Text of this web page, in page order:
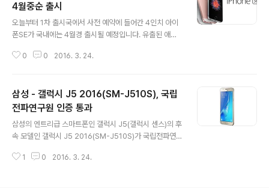
4월중순 출시
오늘부터 1차 출시국에서 사전 예약에 들어간 4인치 아이
폰SE가 국내에는 4월경 출시될 예정입니다. 유출된 애플
등과 같이 4월초 사전 예약을 시작하고 4월 중순 이후 정
16GB 제품이 399달러(약 46만원), 64GB 제품이 499
달러(약 57만원)이지만, 국내는 이보다 높은 환율이 적용
되어 대략 16GB 50만원대, 64GB 60만원대로 추정 참
고로, 아이폰SE과 같은 A9 프로세서와 향상된 카메라 및
동일한 크기의 아이폰5s보다 오래가는 배터리와 빠른 LT
E가 특징인 아이폰SE는 전세계적으로 1500 ~ 1700만대
0 0 2016. 3. 24.
삼성 - 갤럭시 J5 2016(SM-J510S), 국립
전파연구원 인증 통과
삼성의 엔트리급 스마트폰인 갤럭시 J5(갤럭시 센스)의 후
속 모델인 갤럭시 J5 2016(SM-J510S)가 국립전파연구
10이라는 인증번호를 부여받은 갤럭시 J5 2016은 전작
1 0 2016. 3. 24.